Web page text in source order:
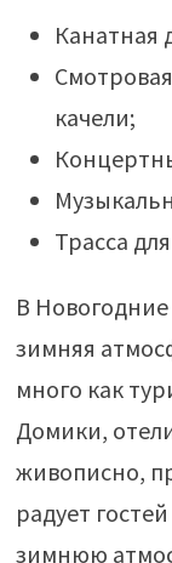
Канатная
качели;
Трасса
В
зимняя
много как
Домики,
живописно,
радует
зимнюю